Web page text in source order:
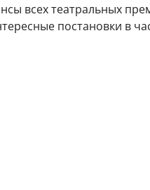
всех театральных
постановки в